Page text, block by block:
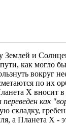
Землей и
как могло
вокруг
по их
X вносит
как
складку,
а Планета X